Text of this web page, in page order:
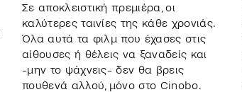
Σε αποκλειστική πρεμιέρα, οι
καλύτερες ταινίες της κάθε χρονιάς.
Όλα αυτά τα φιλμ που έχασες στις
αίθουσες ή θέλεις να ξαναδείς και
-μην το ψάχνεις- δεν θα βρεις
πουθενά αλλού, μόνο στο Cinobo.